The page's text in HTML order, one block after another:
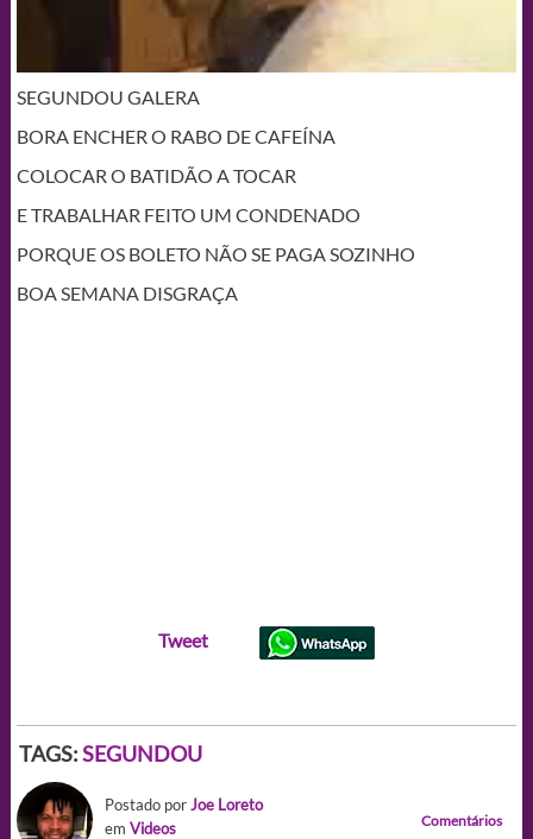
SEGUNDOU GALERA
BORA ENCHER O RABO DE CAFEÍNA
COLOCAR O BATIDÃO A TOCAR
E TRABALHAR FEITO UM CONDENADO
PORQUE OS BOLETO NÃO SE PAGA SOZINHO
BOA SEMANA DISGRAÇA
Tweet
TAGS:SEGUNDOU
Postado porJoe Loreto
em Videos Comentários